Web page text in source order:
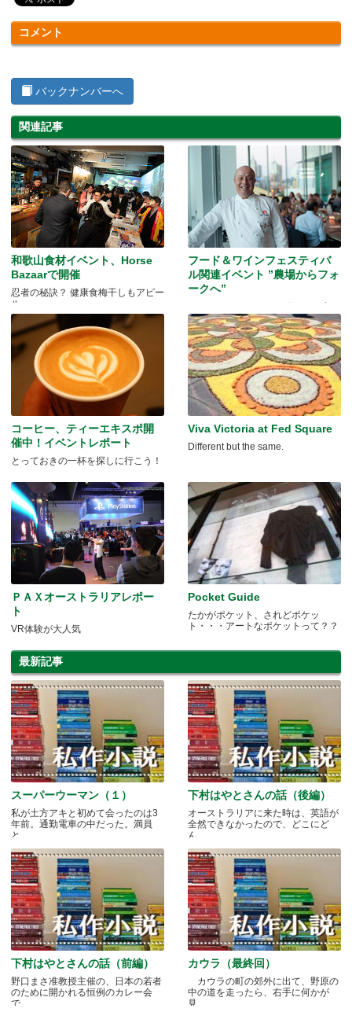
コメント
バックナンバーへ
関連記事
和歌山食材イベント、Horse
Bazaarで開催
忍者の秘訣？ 健康食梅干しもアピー
ル
フード＆ワインフェスティバ
ル関連イベント ”農場からフォ
ークへ”
ちょっとリッチなメルボルンの味わ
いかた
コーヒー、ティーエキスポ開
催中！イベントレポート
とっておきの一杯を探しに行こう！
Viva Victoria at Fed Square
Different but the same.
ＰＡＸオーストラリアレポー
ト
VR体験が大人気
Pocket Guide
たかがポケット、されどポケッ
ト・・・アートなポケットって？？
最新記事
スーパーウーマン（１）
私が土方アキと初めて会ったのは3
年前。通勤電車の中だった。満員
と.....
下村はやとさんの話（後編）
オーストラリアに来た時は、英語が
全然できなかったので、どこにど
ん.....
下村はやとさんの話（前編）
野口まさ准教授主催の、日本の若者
のために開かれる恒例のカレー会
で.....
カウラ（最終回）
カウラの町の郊外に出て、野原の
中の道を走ったら、右手に何かが
見.....